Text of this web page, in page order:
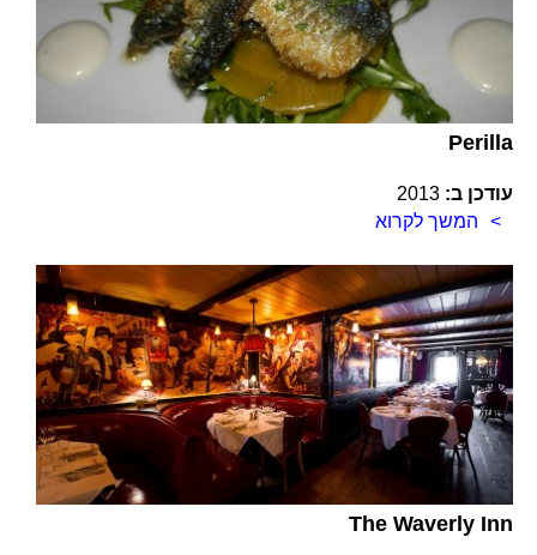
Perilla
עודכן ב: 2013
המשך לקרוא
The Waverly Inn